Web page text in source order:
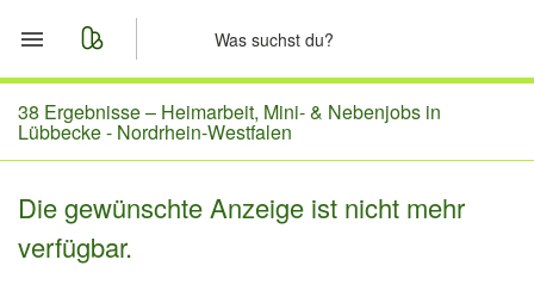
Start
Merkliste
Nachrichten
38 Ergebnisse – Heimarbeit, Mini- & Nebenjobs in
Lübbecke - Nordrhein-Westfalen
Die gewünschte Anzeige ist nicht mehr
verfügbar.